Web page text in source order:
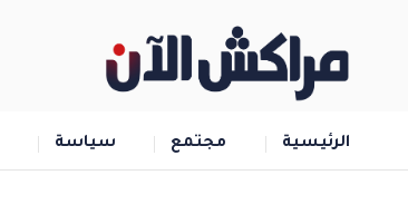
الرئيسية مجتمع سياسة